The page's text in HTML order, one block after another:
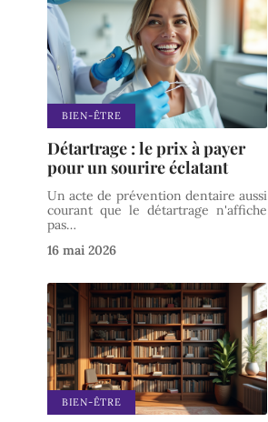
BIEN-ÊTRE
Détartrage : le prix à payer
pour un sourire éclatant
Un acte de prévention dentaire aussi
courant que le détartrage n'affiche
pas…
16 mai 2026
BIEN-ÊTRE